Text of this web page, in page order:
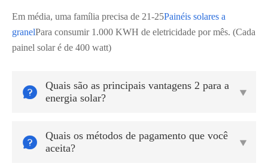
Em média, uma família precisa de 21-25Painéis solares a
granelPara consumir 1.000 KWH de eletricidade por mês. (Cada
painel solar é de 400 watt)

Quais são as principais vantagens 2 para a
energia solar?


Quais os métodos de pagamento que você
aceita?
